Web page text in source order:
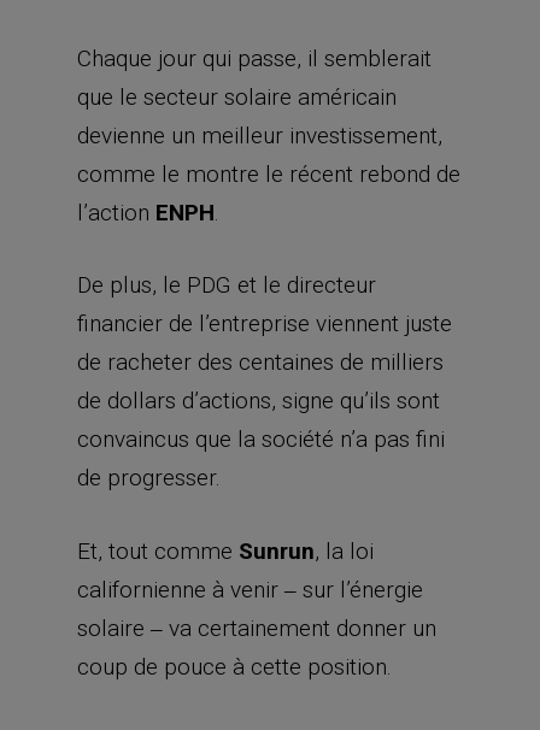
Chaque jour qui passe, il semblerait
que le secteur solaire américain
devienne un meilleur investissement,
comme le montre le récent rebond de
l’action ENPH
De plus, le PDG et le directeur
financier de l’entreprise viennent juste
de racheter des centaines de milliers
de dollars d’actions, signe qu’ils sont
convaincus que la société n’a pas fini
de progresser.
Et, tout comme Sunrun, la loi
californienne à venir ‒ sur l’énergie
solaire ‒ va certainement donner un
coup de pouce à cette position.